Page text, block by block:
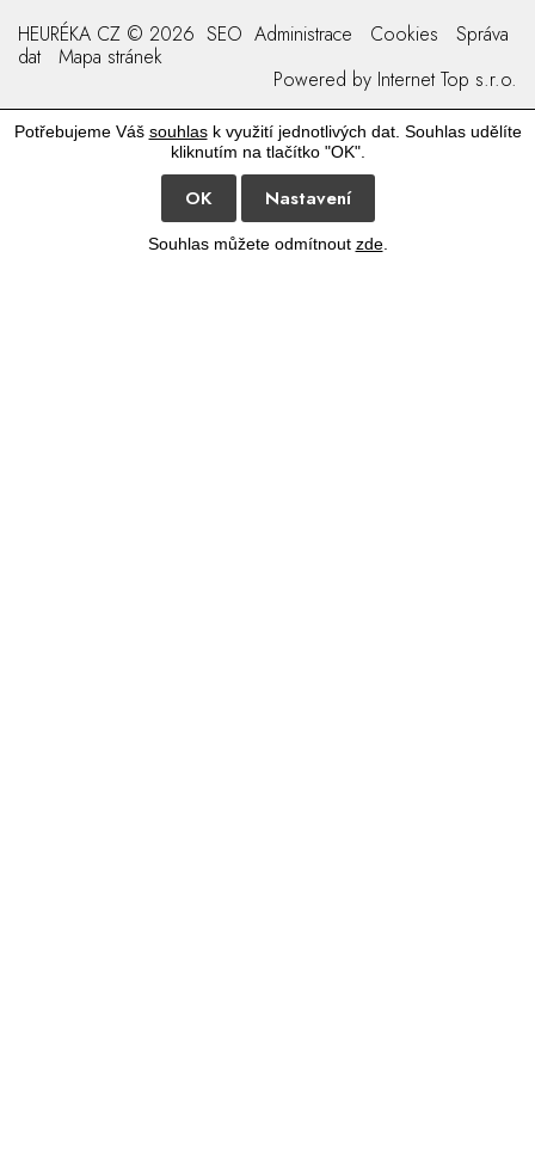
HEURÉKA CZ © 2026 SEO Administrace Cookies
Správa
dat
Mapa stránek
Powered by Internet Top s.r.o.
Potřebujeme Váš souhlask využití jednotlivých dat. Souhlas udělíte
kliknutím na tlačítko "OK".
OK Nastavení
Souhlas můžete odmítnout zde.